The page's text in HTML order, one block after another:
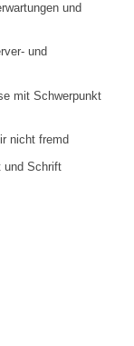
und
und
mit Schwerpunkt
nicht fremd
und Schrift